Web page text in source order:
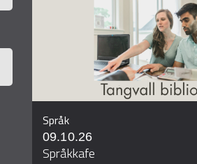
Språk
09.10.26
Språkkafe